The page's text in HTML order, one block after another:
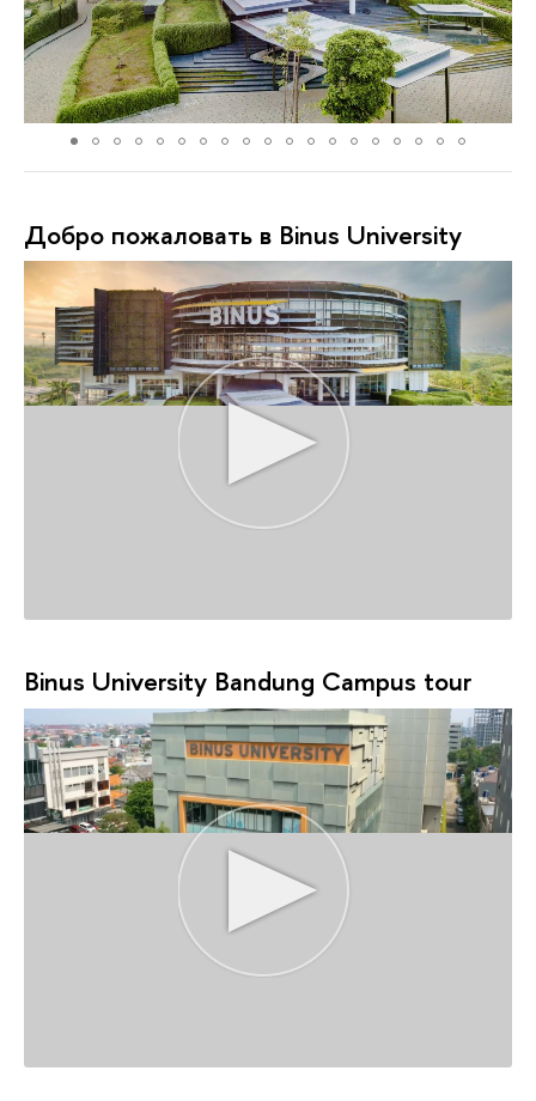
Добро пожаловать в Binus University
Binus University Bandung Сampus tour